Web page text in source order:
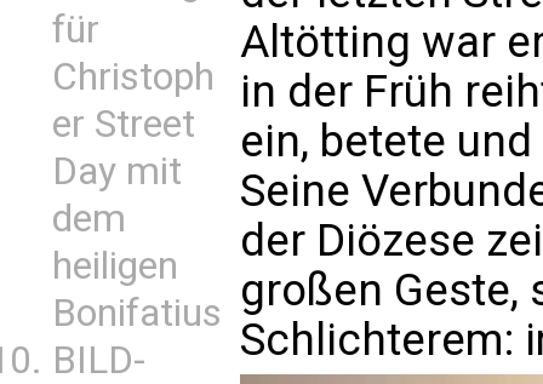
für
Christoph
er Street
Day mit
dem
heiligen
Bonifatius
BILD-
Altötting war
in der Früh
ein, betete
Seine
der Diözese
großen Geste,
Schlichterem: